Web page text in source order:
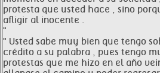
protesta que usted hace , sino
afligir al inocente .
"
" Usted sabe muy bien que tengo
crédito a su palabra , pues tengo
protestas que me hizo en el año